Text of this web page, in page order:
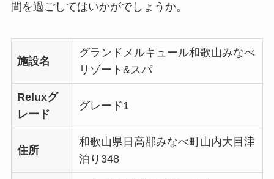
間を過ごしてはいかがでしょうか。
施設名
グランドメルキュール和歌山みなべ
リゾート&スパ
Reluxグ
レード
グレード1
住所
和歌山県日高郡みなべ町山内大目津
泊り348